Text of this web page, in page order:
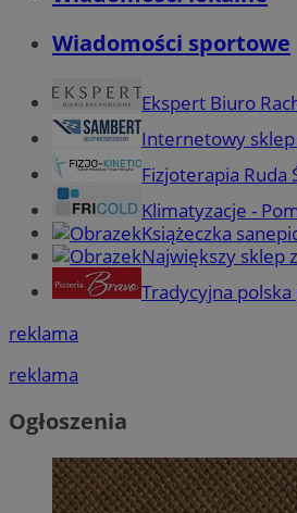
Wiadomości sportowe
Ekspert Biuro
Internetowy
Fizjoterapia Ruda
Klimatyzacje -
Książeczka
Największy sklep
Tradycyjna polska
reklama
reklama
Ogłoszenia